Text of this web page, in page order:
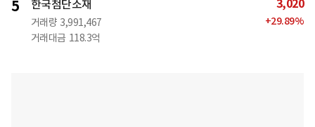
5 한국첨단소재
거래량 3,991,467
거래대금 118.3억
3,020
+29.89%